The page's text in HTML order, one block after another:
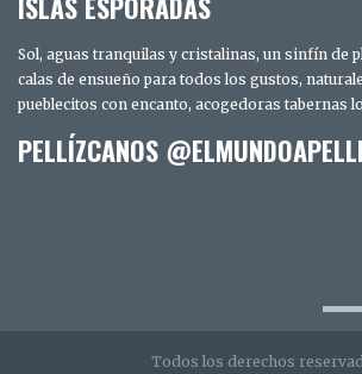
Sol, aguas tranquilas y cristalinas, un sinfín de
calas de ensueño para todos los gustos,
pueblecitos con encanto, acogedoras tabernas
MEJOR GUARDADOS DE LA
PELLÍZCANOS
Todos los derechos